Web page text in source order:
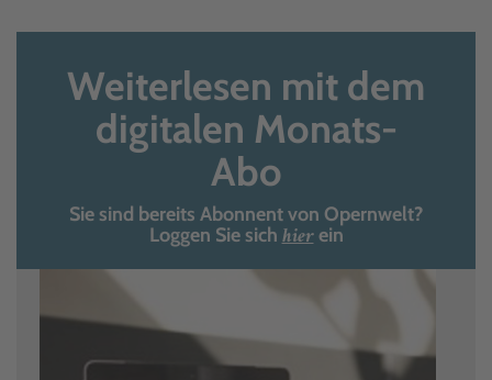
Weiterlesen mit dem
digitalen Monats-
Abo
Sie sind bereits Abonnent von Opernwelt?
Loggen Sie sich hierein